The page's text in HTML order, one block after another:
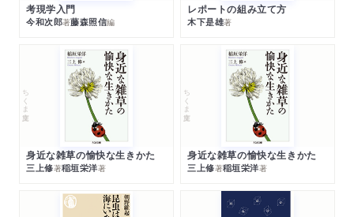
考現学入門
今和次郎著藤森照信編
レポートの組み立て方
木下是雄著
ちくま文庫
身近な雑草の愉快な生きかた
三上修著稲垣栄洋著
ちくま文庫
身近な雑草の愉快な生きかた
三上修著稲垣栄洋著